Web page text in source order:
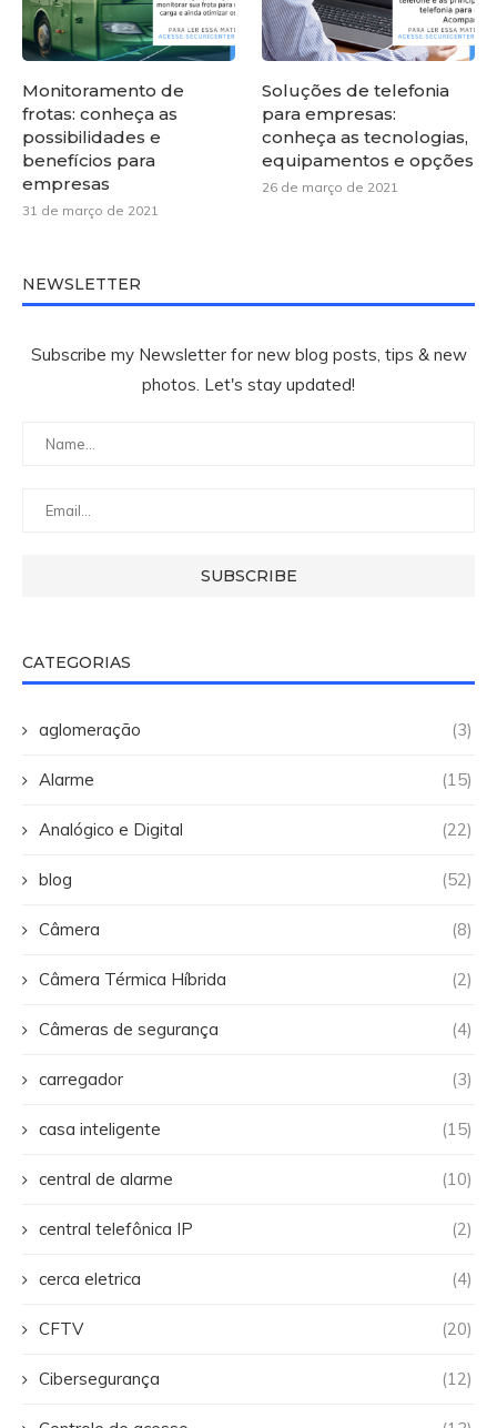
Monitoramento de
frotas: conheça as
possibilidades e
benefícios para
empresas
31 de março de 2021
Soluções de telefonia
para empresas:
conheça as tecnologias,
equipamentos e opções
26 de março de 2021
NEWSLETTER
Subscribe my Newsletter for new blog posts, tips & new
photos. Let's stay updated!
CATEGORIAS
aglomeração (3)
Alarme (15)
Analógico e Digital (22)
blog (52)
Câmera (8)
Câmera Térmica Híbrida (2)
Câmeras de segurança (4)
carregador (3)
casa inteligente (15)
central de alarme (10)
central telefônica IP (2)
cerca eletrica (4)
CFTV (20)
Cibersegurança (12)